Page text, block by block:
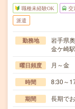
職種未経験OK 交
派遣
勤務地
岩手県
金ケ崎
曜日頻度 月～金
時間 8:30～
期間 長期で